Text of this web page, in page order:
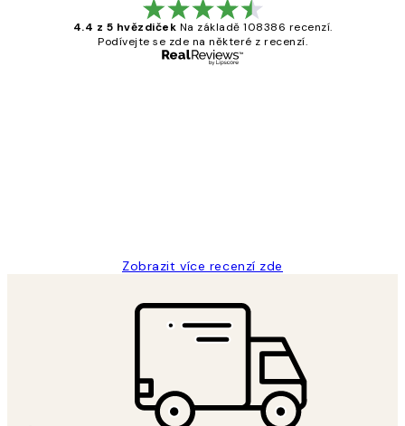
4.4 z 5 hvězdiček Na základě 108386 recenzí.
Podívejte se zde na některé z recenzí.
Zobrazit více recenzí zde